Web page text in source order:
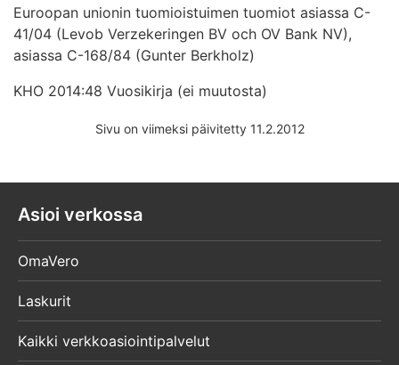
Euroopan unionin tuomioistuimen tuomiot asiassa C-
41/04 (Levob Verzekeringen BV och OV Bank NV),
asiassa C-168/84 (Gunter Berkholz)
KHO 2014:48 Vuosikirja (ei muutosta)
Sivu on viimeksi päivitetty 11.2.2012
Asioi verkossa
OmaVero
Laskurit
Kaikki verkkoasiointipalvelut